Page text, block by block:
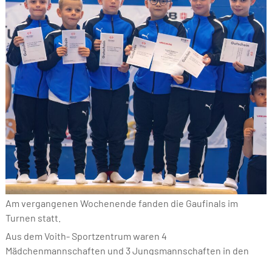
Am vergangenen Wochenende fanden die Gaufinals im
Turnen statt.
Aus dem Voith- Sportzentrum waren 4
Mädchenmannschaften und 3 Jungsmannschaften in den